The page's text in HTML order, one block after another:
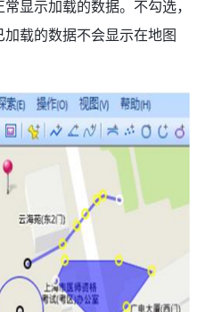
显示加载的数据。不勾选，
载的数据不会显示在地图